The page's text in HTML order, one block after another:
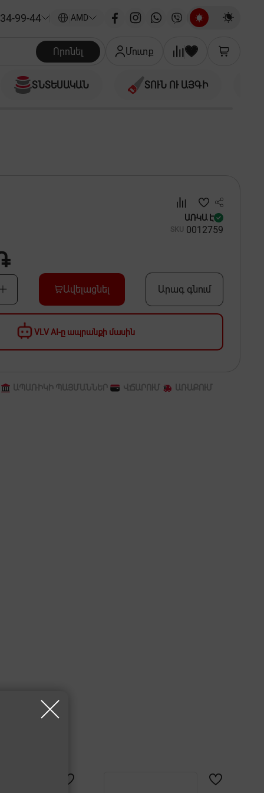
99-44 AMD
Որոնել Մուտք
ՏՆՏԵՍԱԿԱՆ ՏՈՒՆ ՈՒ ԱՅԳԻ
VLV AI-ը ապրանքի մասին
ԱՌԿԱ Է
SKU 0012759
Ավելացնել Արագ գնում
ԱՊԱՌԻԿԻ ՊԱՅՄԱՆՆԵՐ ՎՃԱՐՈՒՄ ԱՌԱՔՈՒՄ